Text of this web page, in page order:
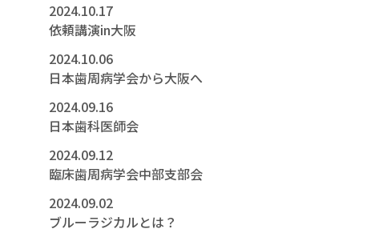
2024.10.17
依頼講演in大阪
2024.10.06
日本歯周病学会から大阪へ
2024.09.16
日本歯科医師会
2024.09.12
臨床歯周病学会中部支部会
2024.09.02
ブルーラジカルとは？